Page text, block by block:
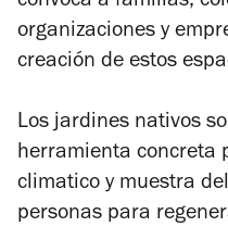
organizaciones y
creación de estos
Los jardines nativos
herramienta concreta
climatico y muestra
personas para